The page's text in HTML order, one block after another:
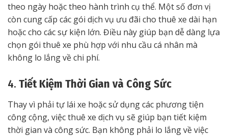
theo ngày hoặc theo hành trình cụ thể. Một số đơn vị
còn cung cấp các gói dịch vụ ưu đãi cho thuê xe dài hạn
hoặc cho các sự kiện lớn. Điều này giúp bạn dễ dàng lựa
chọn gói thuê xe phù hợp với nhu cầu cá nhân mà
không lo lắng về chi phí.
4. Tiết Kiệm Thời Gian và Công Sức
Thay vì phải tự lái xe hoặc sử dụng các phương tiện
công cộng, việc thuê xe dịch vụ sẽ giúp bạn tiết kiệm
thời gian và công sức. Bạn không phải lo lắng về việc